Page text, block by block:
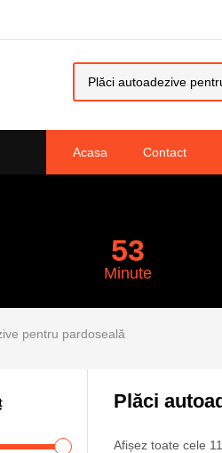
Acasa Contact
52
Minute
pentru pardoseală
Plăci
Afișez toate cele